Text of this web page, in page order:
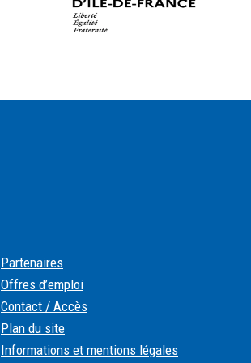
Partenaires
Offres d’emploi
Contact / Accès
Plan du site
Informations et mentions légales